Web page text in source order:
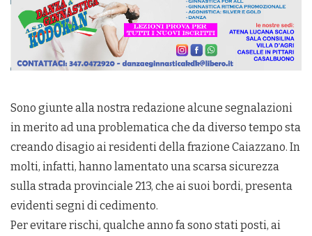
Sono giunte alla nostra redazione alcune segnalazioni
in merito ad una problematica che da diverso tempo sta
creando disagio ai residenti della frazione Caiazzano. In
molti, infatti, hanno lamentato una scarsa sicurezza
sulla strada provinciale 213, che ai suoi bordi, presenta
evidenti segni di cedimento.
Per evitare rischi, qualche anno fa sono stati posti, ai